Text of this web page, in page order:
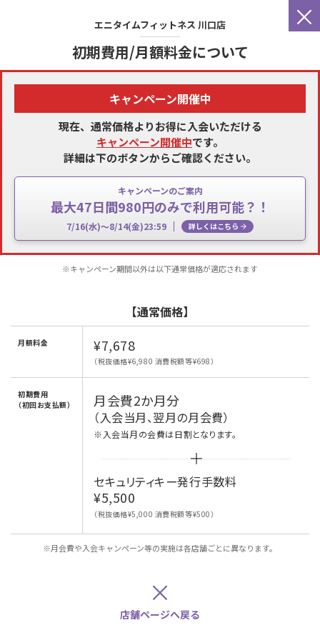
×
エニタイムフィットネス 川口店
初期費用/月額料金について
キャンペーン開催中
現在、通常価格よりお得に入会いただける
キャンペーン開催中です。
詳細は下のボタンからご確認ください。
キャンペーンのご案内
最大47日間980円のみで利用可能？！
7/16(水)～8/14(金)23:59 詳しくはこちら
※キャンペーン期間以外は以下通常価格が適応されます
【通常価格】
月額料金 ¥7,678
（税抜価格¥6,980 消費税額等¥698）
初期費用
（初回お支払額）
月会費2か月分
（入会当月、翌月の月会費）
※入会当月の会費は日割となります。
セキュリティキー発行手数料
¥5,500
（税抜価格¥5,000 消費税額等¥500）
※月会費や入会キャンペーン等の実施は各店舗ごとに異なります。
×
店舗ページへ戻る